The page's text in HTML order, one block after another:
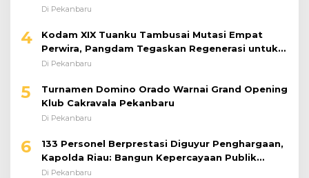
Di Pekanbaru
4
Kodam XIX Tuanku Tambusai Mutasi Empat
Perwira, Pangdam Tegaskan Regenerasi untuk
Perkuat Kinerja Satuan
Di Pekanbaru
5
Turnamen Domino Orado Warnai Grand Opening
Klub Cakravala Pekanbaru
Di Pekanbaru
6
133 Personel Berprestasi Diguyur Penghargaan,
Kapolda Riau: Bangun Kepercayaan Publik
dengan Karya Nyata
Di Pekanbaru